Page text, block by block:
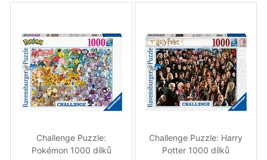
Challenge Puzzle:
Pokémon 1000 dílků
Challenge Puzzle: Harry
Potter 1000 dílků